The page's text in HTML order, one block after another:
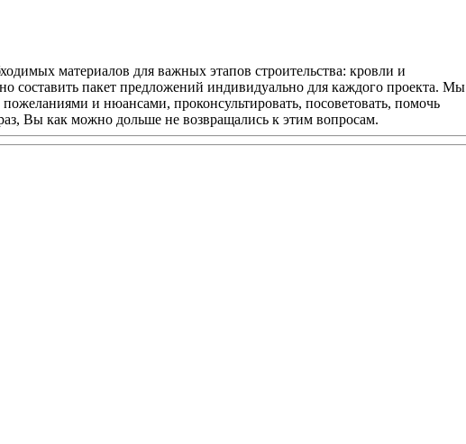
материалов для важных этапов строительства: кровли и
составить пакет предложений индивидуально для каждого проекта. Мы
и нюансами, проконсультировать, посоветовать, помочь
Вы как можно дольше не возвращались к этим вопросам.